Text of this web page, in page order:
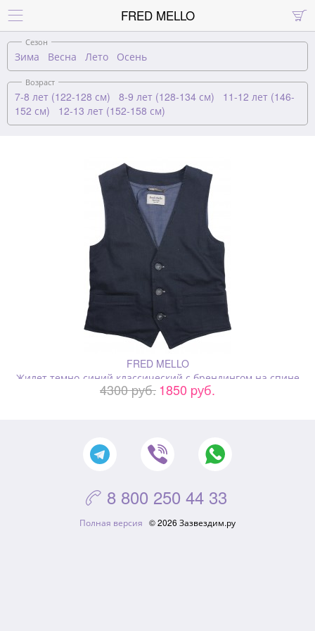
 
FRED MELLO
Сезон
Зима Весна Лето Осень
Возраст
7-8 лет (122-128 см) 8-9 лет (128-134 см)
11-12 лет (146-
152 см)
12-13 лет (152-158 см)
FRED MELLO
Жилет темно-синий классический с брендингом на спине
4300 pуб.1850 pуб.
 8 800 250 44 33
Полная версия © 2026 Зазвездим.ру